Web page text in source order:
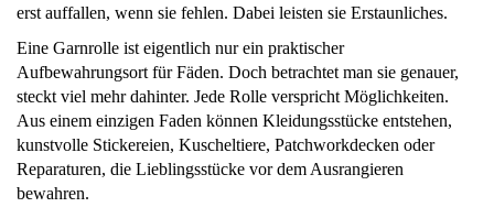
erst auffallen, wenn sie fehlen. Dabei leisten sie Erstaunliches.
Eine Garnrolle ist eigentlich nur ein praktischer
Aufbewahrungsort für Fäden. Doch betrachtet man sie genauer,
steckt viel mehr dahinter. Jede Rolle verspricht Möglichkeiten.
Aus einem einzigen Faden können Kleidungsstücke entstehen,
kunstvolle Stickereien, Kuscheltiere, Patchworkdecken oder
Reparaturen, die Lieblingsstücke vor dem Ausrangieren
bewahren.